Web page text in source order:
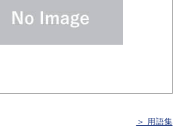
＞ 用語集